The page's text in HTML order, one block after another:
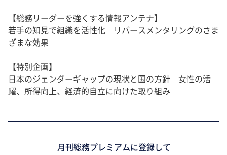
【総務リーダーを強くする情報アンテナ】
若手の知見で組織を活性化 リバースメンタリングのさま
ざまな効果
【特別企画】
日本のジェンダーギャップの現状と国の方針 女性の活
躍、所得向上、経済的自立に向けた取り組み
月刊総務プレミアムに登録して